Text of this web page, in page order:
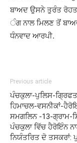
ਬਾਅਦ ਉਸਨੇ ਤੁਰੰਤ
ੰਗ ਨਾਲ ਮਿਲਣ ਤੋਂ
ਧੰਨਵਾਦ ਆਰਪੀ.
Previous article
ਪੰਚਕੁਲਾ-ਪੁਲਿਸ-
ਹਿਮਾਚਲ-ਵਸਨੀਕਾਂ-
ਸਮਗਲਿਨ -13-ਗ੍ਰਾਮ-
ਪੰਚਕੁਲਾ ਵਿੱਚ ਹੈਰੋਇੰਨ
ਨਿਯੰਤਰਿਤ ਦੋ ਤਸਕਰਾਂ: